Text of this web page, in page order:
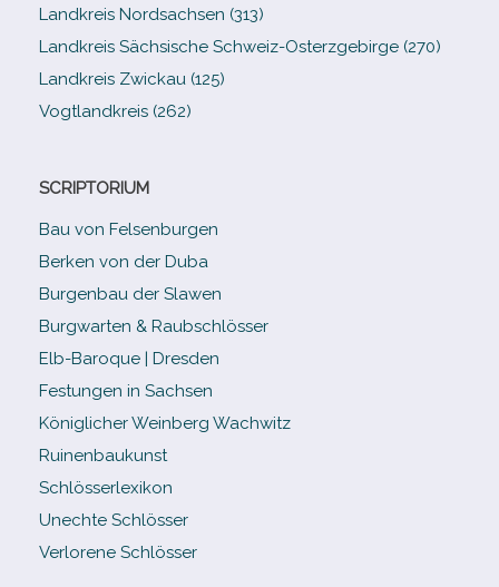
Landkreis Nordsachsen (313)
Landkreis Sächsische Schweiz-​Osterzgebirge (270)
Landkreis Zwickau (125)
Vogtlandkreis (262)
SCRIPTORIUM
Bau von Felsenburgen
Berken von der Duba
Burgenbau der Slawen
Burgwarten & Raubschlösser
Elb-​Baroque | Dresden
Festungen in Sachsen
Königlicher Weinberg Wachwitz
Ruinenbaukunst
Schlösserlexikon
Unechte Schlösser
Verlorene Schlösser